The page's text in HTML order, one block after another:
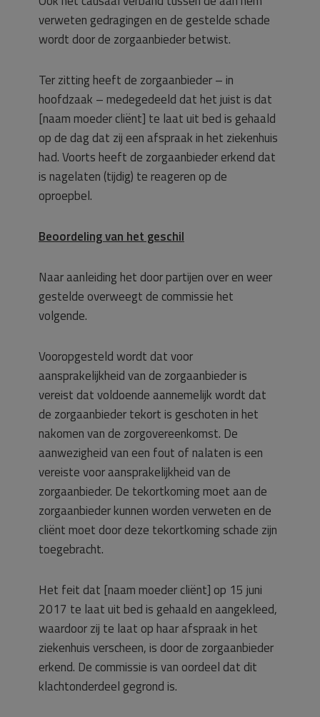
verweten gedragingen en de gestelde schade
wordt door de zorgaanbieder betwist.
Ter zitting heeft de zorgaanbieder – in
hoofdzaak – medegedeeld dat het juist is dat
[naam moeder cliënt] te laat uit bed is gehaald
op de dag dat zij een afspraak in het ziekenhuis
had. Voorts heeft de zorgaanbieder erkend dat
is nagelaten (tijdig) te reageren op de
oproepbel.
Beoordeling van het geschil
Naar aanleiding het door partijen over en weer
gestelde overweegt de commissie het
volgende.
Vooropgesteld wordt dat voor
aansprakelijkheid van de zorgaanbieder is
vereist dat voldoende aannemelijk wordt dat
de zorgaanbieder tekort is geschoten in het
nakomen van de zorgovereenkomst. De
aanwezigheid van een fout of nalaten is een
vereiste voor aansprakelijkheid van de
zorgaanbieder. De tekortkoming moet aan de
zorgaanbieder kunnen worden verweten en de
cliënt moet door deze tekortkoming schade zijn
toegebracht.
Het feit dat [naam moeder cliënt] op 15 juni
2017 te laat uit bed is gehaald en aangekleed,
waardoor zij te laat op haar afspraak in het
ziekenhuis verscheen, is door de zorgaanbieder
erkend. De commissie is van oordeel dat dit
klachtonderdeel gegrond is.